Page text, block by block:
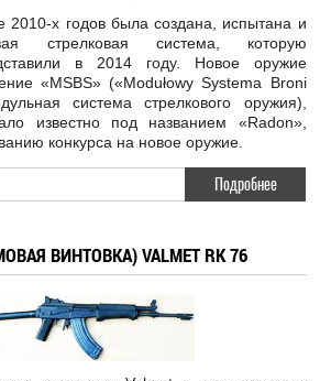
2010-х годов была создана, испытана и
стрелковая система, которую
в 2014 году. Новое оружие
«MSBS» («Modułowy Systema Broni
система стрелкового оружия),
известно под названием «Radon»,
конкурса на новое оружие.
Подробнее
ВИНТОВКА) VALMET RK 76